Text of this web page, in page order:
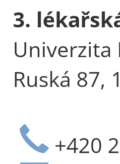
3.
Univerzita
Ruská 87,
+420